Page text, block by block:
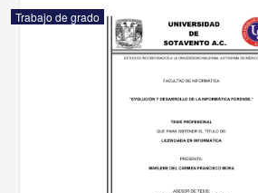
Trabajo de grado